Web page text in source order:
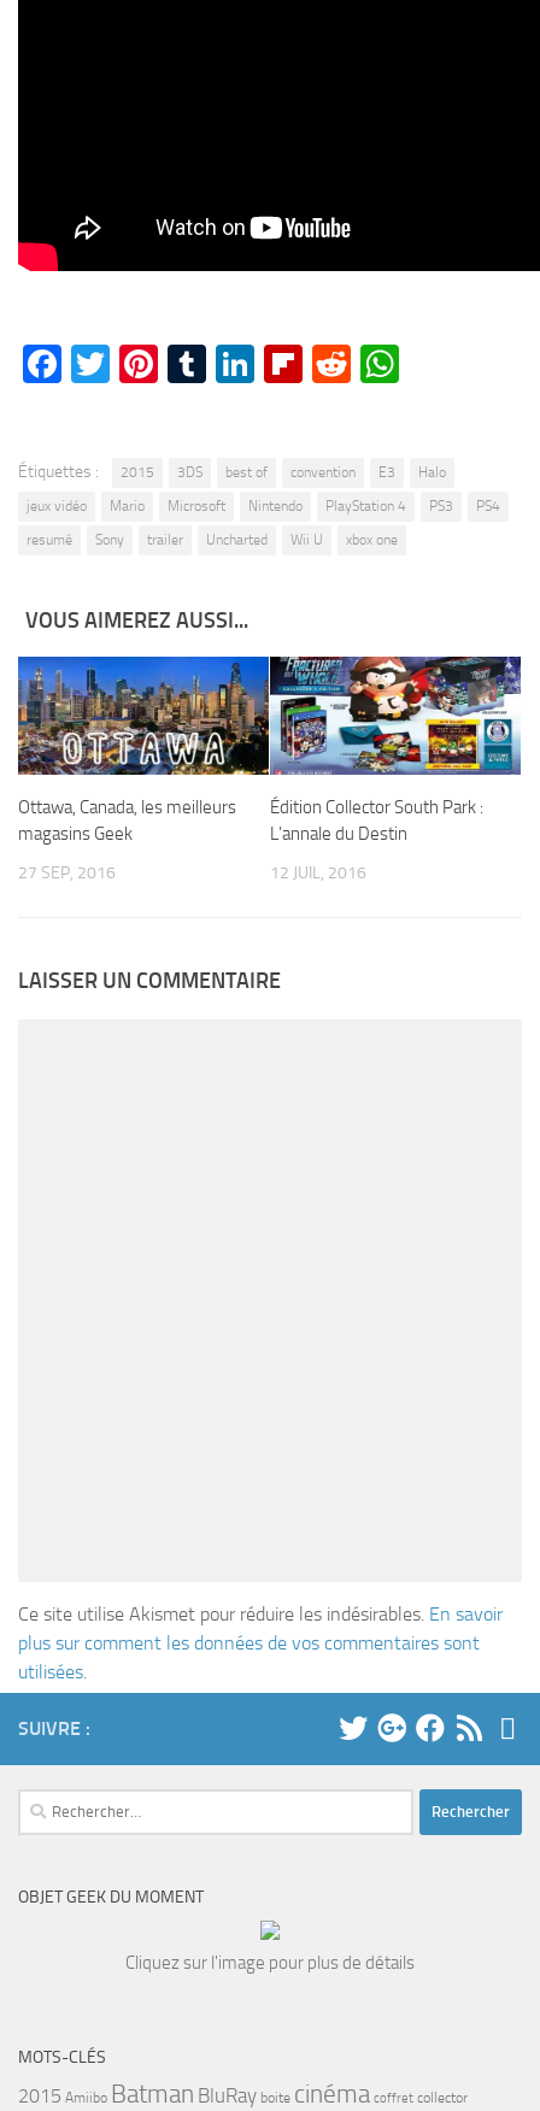
Facebook
Twitter
Pinterest
Tumblr
LinkedIn
Flipboard
Reddit
Étiquettes : 2015 3DS best of convention E3
Halo
jeux vidéo
Mario Microsoft Nintendo PlayStation 4 PS3
PS4
resumé
Sony trailer Uncharted Wii U xbox one
VOUS AIMEREZ AUSSI...
Ottawa, Canada, les meilleurs
magasins Geek
27 SEP, 2016
Édition Collector South Park :
L’annale du Destin
12 JUIL, 2016
LAISSER UN COMMENTAIRE
Ce site utilise Akismet pour réduire les indésirables. En savoir
plus sur comment les données de vos commentaires sont
utilisées.
SUIVRE :
Rechercher :
OBJET GEEK DU MOMENT
Cliquez sur l'image pour plus de détails
MOTS-CLÉS
2015 Amiibo Batman BluRay boite cinéma coffret collector